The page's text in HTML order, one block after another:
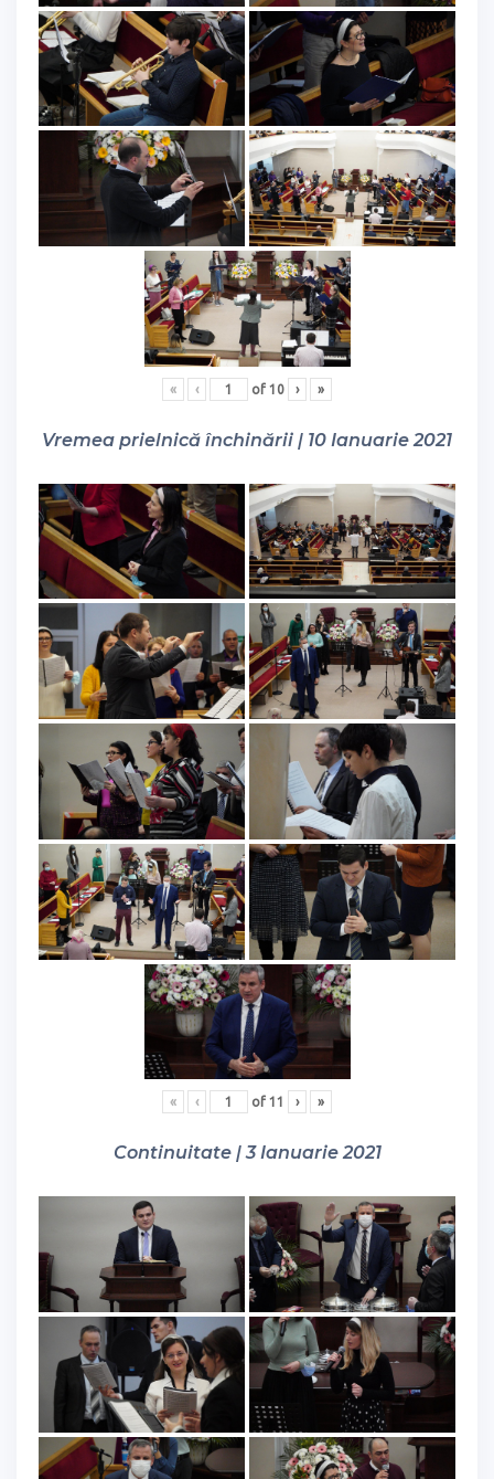
« ‹ of 10 › »
Vremea prielnică închinării | 10 Ianuarie 2021
« ‹ of 11 › »
Continuitate | 3 Ianuarie 2021